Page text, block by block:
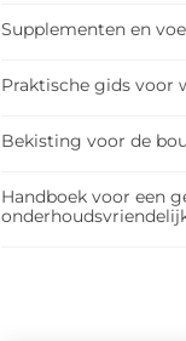
Supplementen en
Praktische gids voor
Bekisting voor de
Handboek voor een